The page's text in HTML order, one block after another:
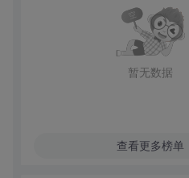
暂无数据
查看更多榜单